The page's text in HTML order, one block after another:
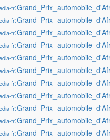
fr
fr
fr
fr
fr
fr
fr
fr
fr
fr
fr